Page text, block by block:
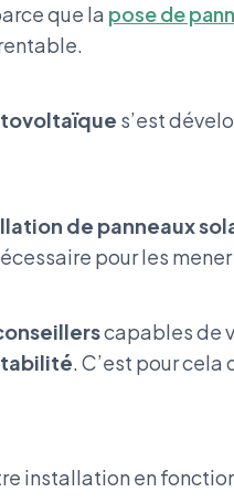
que la pose de
s’est
de panneaux
pour les mener
capables de
. C’est pour cela
installation en